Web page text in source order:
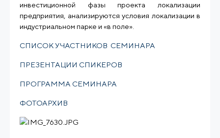
инвестиционной фазы проекта локализации
предприятия, анализируются условия локализации в
индустриальном парке и «в поле».
СПИСОК УЧАСТНИКОВ СЕМИНАРА
ПРЕЗЕНТАЦИИ СПИКЕРОВ
ПРОГРАММА СЕМИНАРА
ФОТОАРХИВ